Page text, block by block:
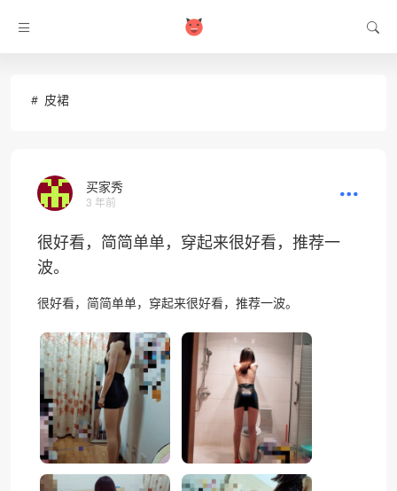
皮裙
买家秀
3 年前
很好看，简简单单，穿起来很好看，推荐一
波。
很好看，简简单单，穿起来很好看，推荐一波。